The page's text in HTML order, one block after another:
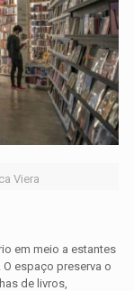
Viera
em meio a estantes
espaço preserva o
de livros,